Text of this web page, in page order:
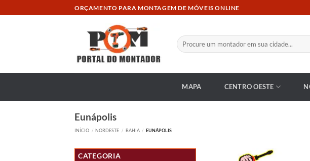
to
ORÇAMENTO PARA MONTAGEM DE MÓVEIS ONLINE
Pesquisar
por:
MAPA CENTRO OESTE
Eunápolis
INÍCIO / NORDESTE / BAHIA / EUNÁPOLIS
CATEGORIA